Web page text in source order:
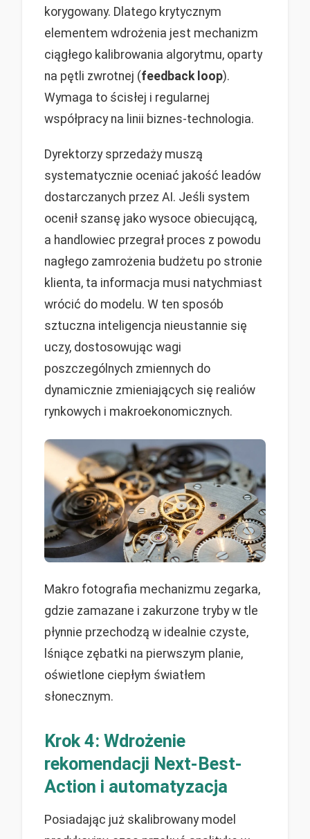
korygowany. Dlatego krytycznym
elementem wdrożenia jest mechanizm
ciągłego kalibrowania algorytmu, oparty
na pętli zwrotnej (feedback loop).
Wymaga to ścisłej i regularnej
współpracy na linii biznes-technologia.
Dyrektorzy sprzedaży muszą
systematycznie oceniać jakość leadów
dostarczanych przez AI. Jeśli system
ocenił szansę jako wysoce obiecującą,
a handlowiec przegrał proces z powodu
nagłego zamrożenia budżetu po stronie
klienta, ta informacja musi natychmiast
wrócić do modelu. W ten sposób
sztuczna inteligencja nieustannie się
uczy, dostosowując wagi
poszczególnych zmiennych do
dynamicznie zmieniających się realiów
rynkowych i makroekonomicznych.
Makro fotografia mechanizmu zegarka,
gdzie zamazane i zakurzone tryby w tle
płynnie przechodzą w idealnie czyste,
lśniące zębatki na pierwszym planie,
oświetlone ciepłym światłem
słonecznym.
Krok 4: Wdrożenie
rekomendacji Next-Best-
Action i automatyzacja
Posiadając już skalibrowany model